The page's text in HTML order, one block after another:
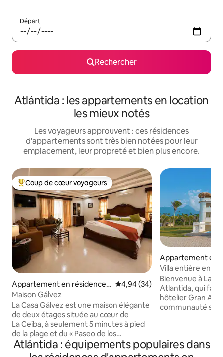
Départ
Rechercher
Atlántida : les appartements en location
les mieux notés
Les voyageurs approuvent : ces résidences
d'appartements sont très bien notées pour leur
emplacement, leur propreté et bien plus encore.
Coups de cœur voyageurs les plus appréciés
Coup de cœur voyageurs
Appartement en résidence ⋅
La Ceiba
Évaluation moyenne sur la
4,94 (34)
Maison Gálvez
La Casa Gálvez est une maison élégante
de deux étages située au cœur de
La Ceiba, à seulement 5 minutes à pied
de la plage et du « Paseo de los
Ceibeños ». Situé dans un quartier sûr et
central à proximité du centre-ville, il
Appartement en
Aldea Burgos
Villa entière en
couchages
Bienvenue à La
Atlantida, qui fait
hôtelier Gran Atlantida.
communauté
renouer avec
tout en vous
Atlántida : équipements populaires dans